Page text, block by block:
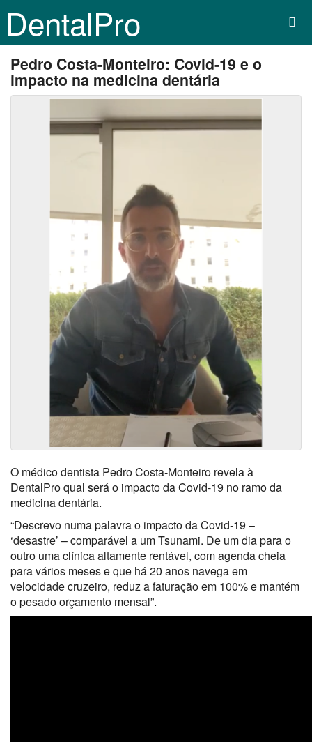
DentalPro
Pedro Costa-Monteiro: Covid-19 e o
impacto na medicina dentária
O médico dentista Pedro Costa-Monteiro revela à
DentalPro qual será o impacto da Covid-19 no ramo da
medicina dentária.
“Descrevo numa palavra o impacto da Covid-19 –
‘desastre’ – comparável a um Tsunami. De um dia para o
outro uma clínica altamente rentável, com agenda cheia
para vários meses e que há 20 anos navega em
velocidade cruzeiro, reduz a faturação em 100% e mantém
o pesado orçamento mensal”.